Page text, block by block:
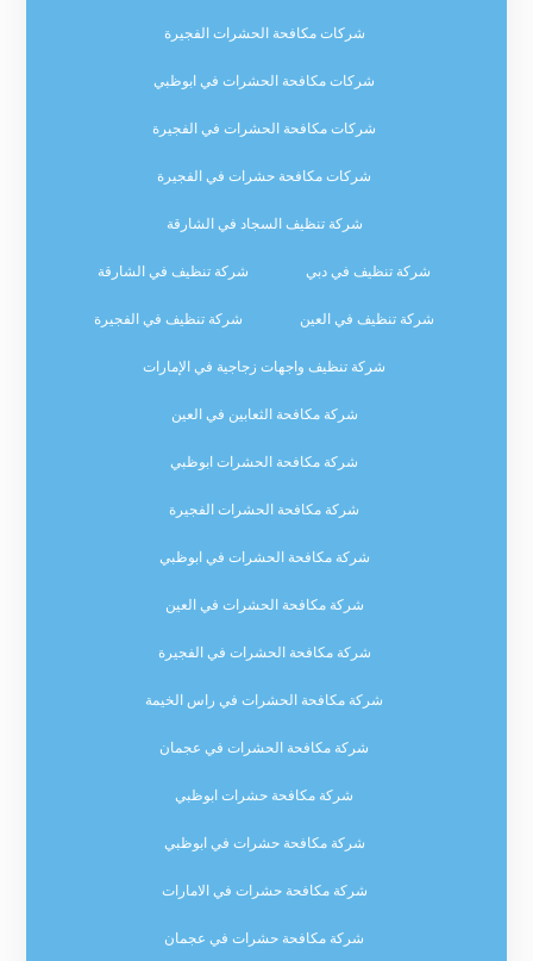
شركات مكافحة الحشرات الفجيرة
شركات مكافحة الحشرات في ابوظبي
شركات مكافحة الحشرات في الفجيرة
شركات مكافحة حشرات في الفجيرة
شركة تنظيف السجاد في الشارقة
شركة تنظيف في دبي شركة تنظيف في الشارقة
شركة تنظيف في العين شركة تنظيف في الفجيرة
شركة تنظيف واجهات زجاجية في الإمارات
شركة مكافحة الثعابين في العين
شركة مكافحة الحشرات ابوظبي
شركة مكافحة الحشرات الفجيرة
شركة مكافحة الحشرات في ابوظبي
شركة مكافحة الحشرات في العين
شركة مكافحة الحشرات في الفجيرة
شركة مكافحة الحشرات في راس الخيمة
شركة مكافحة الحشرات في عجمان
شركة مكافحة حشرات ابوظبي
شركة مكافحة حشرات في ابوظبي
شركة مكافحة حشرات في الامارات
شركة مكافحة حشرات في عجمان